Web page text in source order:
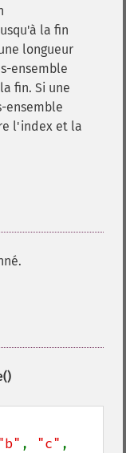
la fin
longueur
ensemble
fin. Si une
ensemble
l'index et la
, "c"